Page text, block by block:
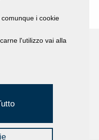
i cookie
l'utilizzo vai alla